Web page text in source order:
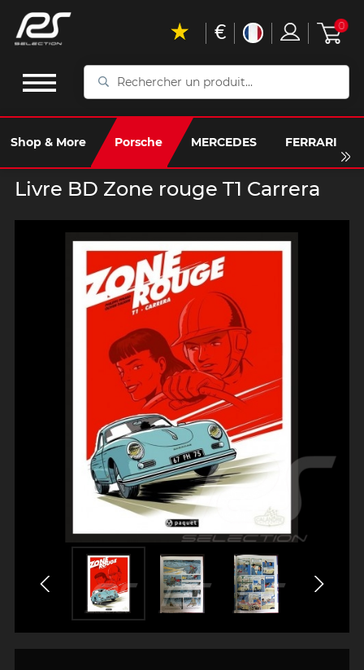
Rechercher
produit...
Shop & More Porsche MERCEDES FERRARI
€ 0
Livre BD Zone rouge T1 Carrera